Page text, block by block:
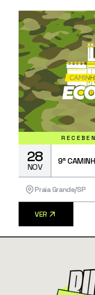
RECEBENDO INSCRIÇÕES
28
NOV
9ª
Praia Grande/SP
VER